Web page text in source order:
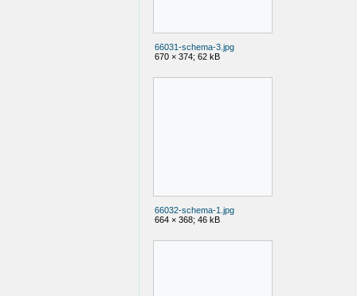
66031-schema-3.jpg
670 × 374; 62 kB
66032-schema-1.jpg
664 × 368; 46 kB